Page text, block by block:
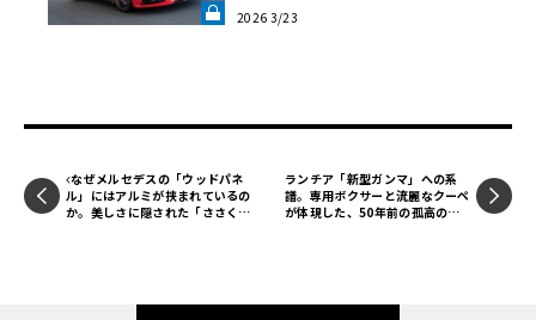
にミニのコンポーネンツを組み合わせたFFのキットカー
代の初めに、チェッカーモータースとマーコス社の共同プ
ロジェクトで台数限定で販売された中の1台となっている。
ANT LAB》
2026 3/23
なぜメルセデスの「ウッドパネ
ル」にはアルミが挟まれているの
か。美しさに隠された「ささく
ランチア「新型ガンマ」への系
譜。専用ボクサーと流麗なクーペ
が体現した、50年前の孤高のエ